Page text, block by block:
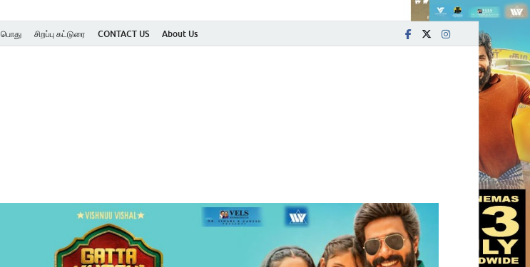
பொது சிறப்பு கட்டுரை CONTACT US About Us